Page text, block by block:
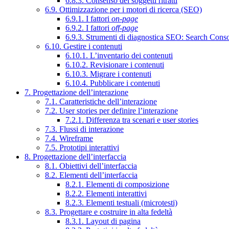
6.9. Ottimizzazione per i motori di ricerca (SEO)
6.9.1. I fattori on-page
6.9.2. I fattori off-page
6.9.3. Strumenti di diagnostica SEO: Search
6.10. Gestire i contenuti
6.10.1. L’inventario dei contenuti
6.10.2. Revisionare i contenuti
6.10.3. Migrare i contenuti
6.10.4. Pubblicare i contenuti
7. Progettazione dell’interazione
7.1. Caratteristiche dell’interazione
7.2. User stories per definire l’interazione
7.2.1. Differenza tra scenari e user stories
7.3. Flussi di interazione
7.4. Wireframe
7.5. Prototipi interattivi
8. Progettazione dell’interfaccia
8.1. Obiettivi dell’interfaccia
8.2. Elementi dell’interfaccia
8.2.1. Elementi di composizione
8.2.2. Elementi interattivi
8.2.3. Elementi testuali (microtesti)
8.3. Progettare e costruire in alta fedeltà
8.3.1. Layout di pagina